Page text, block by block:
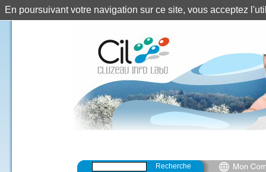
Recherche
En poursuivant votre navigation sur ce site, vous acceptez